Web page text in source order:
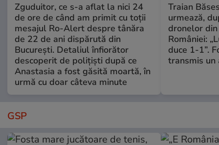
Zguduitor, ce s-a aflat la nici 24
de ore de când am primit cu toții
mesajul Ro-Alert despre tânăra
de 22 de ani dispărută din
București. Detaliul înfiorător
descoperit de polițiști după ce
Anastasia a fost găsită moartă, în
urmă cu doar câteva minute
Traian
urmează,
dronelor
României:
duce 1-1”.
transmis un
GSP